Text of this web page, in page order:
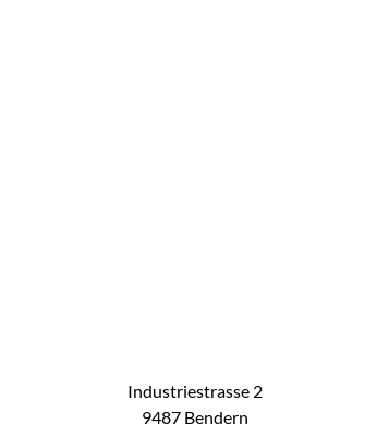
Industriestrasse 2
9487 Bendern